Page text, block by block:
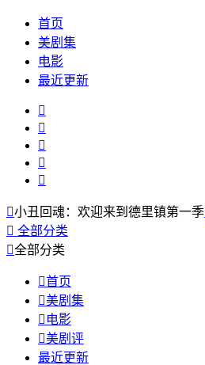
首页
美剧集
电影
最近更新





小丑回魂：欢迎来到德里镇第一季
 全部分类
全部分类
首页
美剧集
 电影
美剧评
最近更新